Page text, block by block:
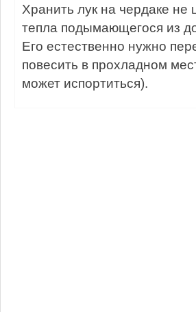
Хранить лук на чердаке не
тепла подымающегося из
Его естественно нужно
повесить в прохладном
может испортиться).